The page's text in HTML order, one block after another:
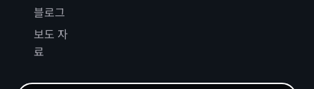
블로그
보도 자
료